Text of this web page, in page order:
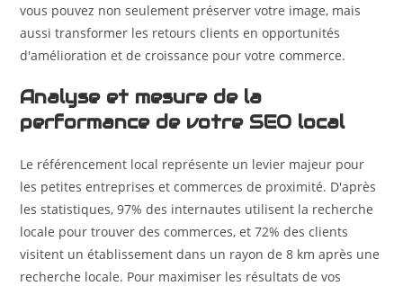
vous pouvez non seulement préserver votre image, mais
aussi transformer les retours clients en opportunités
d'amélioration et de croissance pour votre commerce.
Analyse et mesure de la
performance de votre SEO local
Le référencement local représente un levier majeur pour
les petites entreprises et commerces de proximité. D'après
les statistiques, 97% des internautes utilisent la recherche
locale pour trouver des commerces, et 72% des clients
visitent un établissement dans un rayon de 8 km après une
recherche locale. Pour maximiser les résultats de vos